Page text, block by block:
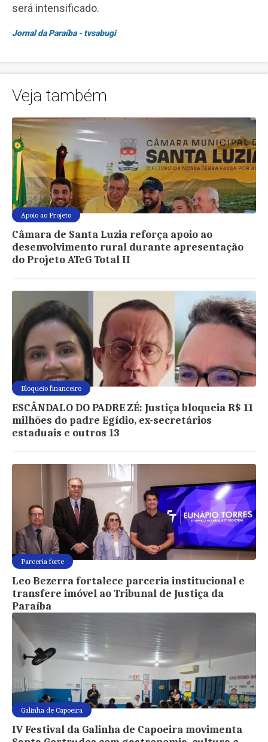
será intensificado.
Jornal da Paraíba - tvsabugi
Veja também
Apoio ao Projeto
Câmara de Santa Luzia reforça apoio ao
desenvolvimento rural durante apresentação
do Projeto ATeG Total II
Bloqueio financeiro
ESCÂNDALO DO PADRE ZÉ: Justiça bloqueia R$ 11
milhões do padre Egídio, ex-secretários
estaduais e outros 13
Parceria forte
Leo Bezerra fortalece parceria institucional e
transfere imóvel ao Tribunal de Justiça da
Paraíba
Galinha de Capoeira
IV Festival da Galinha de Capoeira movimenta